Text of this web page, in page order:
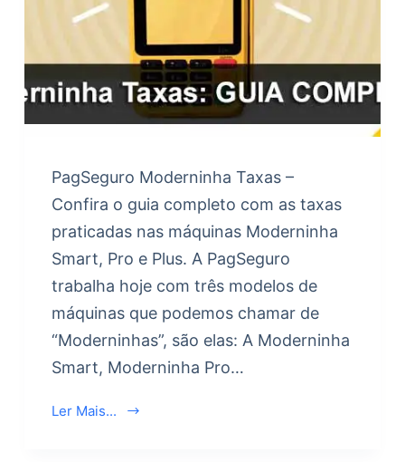
PagSeguro Moderninha Taxas –
Confira o guia completo com as taxas
praticadas nas máquinas Moderninha
Smart, Pro e Plus. A PagSeguro
trabalha hoje com três modelos de
máquinas que podemos chamar de
“Moderninhas”, são elas: A Moderninha
Smart, Moderninha Pro…
Ler Mais...